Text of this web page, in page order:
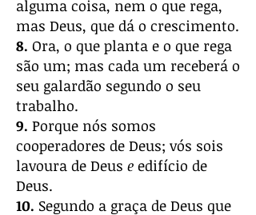
alguma coisa, nem o que rega,
mas Deus, que dá o crescimento.
8. Ora, o que planta e o que rega
são um; mas cada um receberá o
seu galardão segundo o seu
trabalho.
9. Porque nós somos
cooperadores de Deus; vós sois
lavoura de Deus e edifício de
Deus.
10. Segundo a graça de Deus que